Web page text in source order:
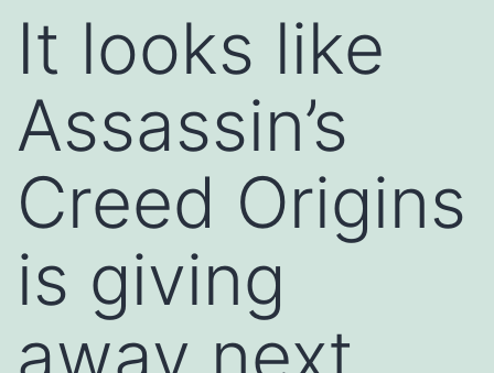
It looks like
Assassin’s
Creed Origins
is giving
away next